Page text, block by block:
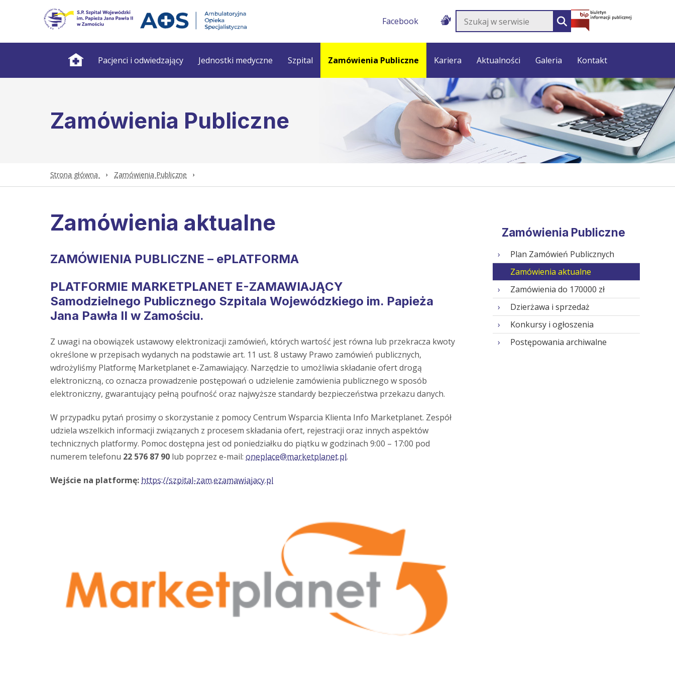
Facebook Szukaj w serwisie SZUKAJ
Pacjenci i odwiedzający Jednostki medyczne Szpital Zamówienia Publiczne Kariera Aktualności Galeria Kontakt
Zamówienia Publiczne
Strona główna Zamówienia Publiczne
Zamówienia aktualne
ZAMÓWIENIA PUBLICZNE – ePLATFORMA
PLATFORMIE MARKETPLANET E-ZAMAWIAJĄCY
Samodzielnego Publicznego Szpitala Wojewódzkiego im. Papieża
Jana Pawła II w Zamościu.
Z uwagi na obowiązek ustawowy elektronizacji zamówień, których wartość jest równa lub przekracza kwoty
określone w przepisach wydanych na podstawie art. 11 ust. 8 ustawy Prawo zamówień publicznych,
wdrożyliśmy Platformę Marketplanet e-Zamawiający. Narzędzie to umożliwia składanie ofert drogą
elektroniczną, co oznacza prowadzenie postępowań o udzielenie zamówienia publicznego w sposób
elektroniczny, gwarantujący pełną poufność oraz najwyższe standardy bezpieczeństwa przekazu danych.
W przypadku pytań prosimy o skorzystanie z pomocy Centrum Wsparcia Klienta Info Marketplanet. Zespół
udziela wszelkich informacji związanych z procesem składania ofert, rejestracji oraz innych aspektów
technicznych platformy. Pomoc dostępna jest od poniedziałku do piątku w godzinach 9:00 – 17:00 pod
numerem telefonu 22 576 87 90 lub poprzez e-mail: oneplace@marketplanet.pl.
Wejście na platformę: https://szpital-zam.ezamawiajacy.pl
Zamówienia Publiczne
Plan Zamówień Publicznych
Zamówienia aktualne
Zamówienia do 170000 zł
Dzierżawa i sprzedaż
Konkursy i ogłoszenia
Postępowania archiwalne